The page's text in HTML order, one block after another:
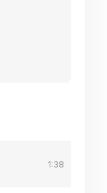
1:38